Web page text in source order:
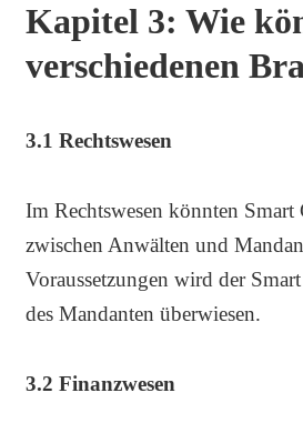
Kapitel 3: Wie
verschiedenen
3.1 Rechtswesen
Im Rechtswesen könnten Smart
zwischen Anwälten und
Voraussetzungen wird der
des Mandanten überwiesen.
3.2 Finanzwesen